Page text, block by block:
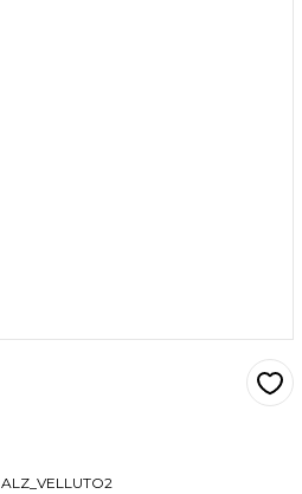
ALZ_VELLUTO2